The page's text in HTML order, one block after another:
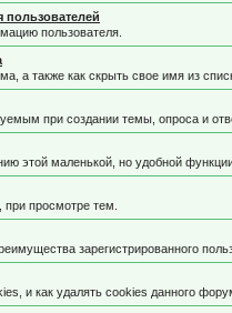
пользователя.
а также как скрыть свое имя из
при создании темы, опроса и
этой маленькой, но удобной
просмотре тем.
зарегистрированного
и как удалять cookies данного